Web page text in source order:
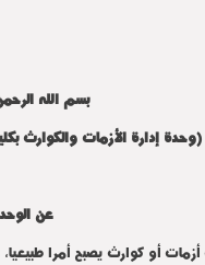
بسم الله
(وحدة إدارة الأزمات والكوارث
عن
أو كوارث يصبح أمرا